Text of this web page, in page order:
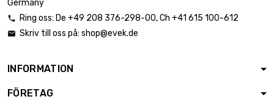
Germany
 Ring oss: De +49 208 376-298-00, Ch +41 615 100-612
 Skriv till oss på: shop@evek.de
INFORMATION
FÖRETAG